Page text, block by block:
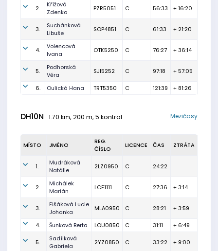
2.
Křížová
Zdenka
PZR5051 C 56:33 + 16:20
3.
Suchánková
Libuše
SOP4851 C 61:33 + 21:20
4.
Volencová
Ivana
OTK5250 C 76:27 + 36:14
5.
Podhorská
Věra
SJI5252 C 97:18 + 57:05
6. Oulická Hana TRT5350 C 121:39 + 81:26
DH10N 1.70 km, 200 m, 5 kontrol Mezičasy
MÍSTO JMÉNO
REG.
ČÍSLO
LICENCE ČAS ZTRÁTA
1.
Mudráková
Natálie
2LZ0950 C 24:22
2.
Michálek
Marián
LCE1111 C 27:36 + 3:14
3.
Fišáková Lucie
Johanka
MLA0950 C 28:21 + 3:59
4. Šunková Berta LOU0850 C 31:11 + 6:49
5.
Sadílková
Gabriela
2YZ0850 C 33:22 + 9:00